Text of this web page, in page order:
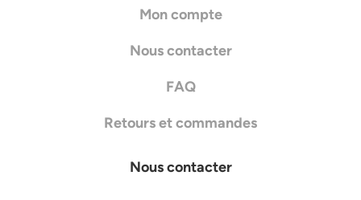
Mon compte
Nous contacter
FAQ
Retours et commandes
Nous contacter